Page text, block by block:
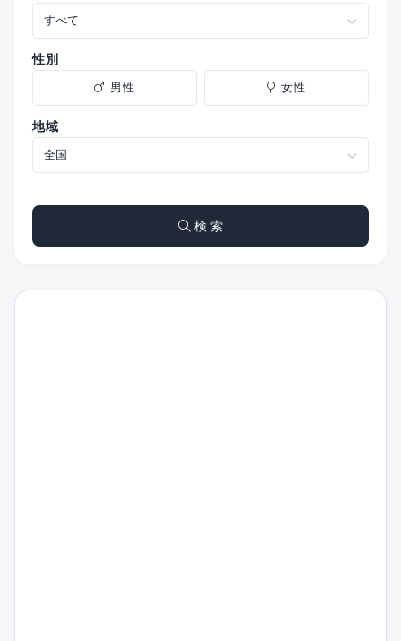
性別
男性 女性
地域
検 索